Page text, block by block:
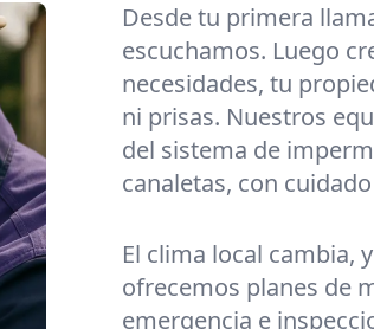
Desde tu primera
escuchamos. Luego
necesidades, tu
ni prisas. Nuestros
del sistema de
canaletas, con
El clima local cambia,
ofrecemos planes de
emergencia e